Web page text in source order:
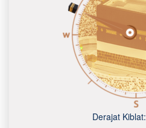
Derajat Kiblat: